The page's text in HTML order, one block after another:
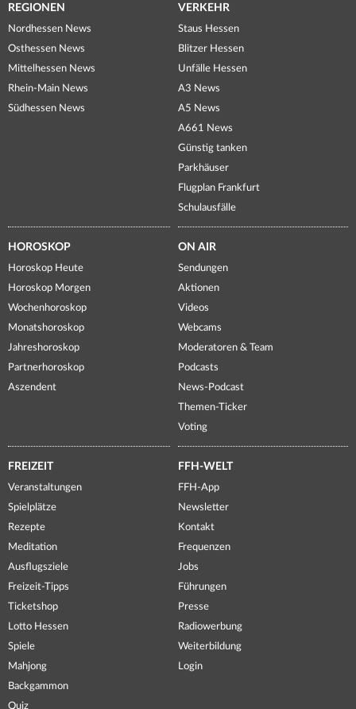
REGIONEN
Nordhessen News
Osthessen News
Mittelhessen News
Rhein-Main News
Südhessen News
VERKEHR
Staus Hessen
Blitzer Hessen
Unfälle Hessen
A3 News
A5 News
A661 News
Günstig tanken
Parkhäuser
Flugplan Frankfurt
Schulausfälle
HOROSKOP
Horoskop Heute
Horoskop Morgen
Wochenhoroskop
Monatshoroskop
Jahreshoroskop
Partnerhoroskop
Aszendent
ON AIR
Sendungen
Aktionen
Videos
Webcams
Moderatoren & Team
Podcasts
News-Podcast
Themen-Ticker
Voting
FREIZEIT
Veranstaltungen
Spielplätze
Rezepte
Meditation
Ausflugsziele
Freizeit-Tipps
Ticketshop
Lotto Hessen
Spiele
Mahjong
Backgammon
Quiz
FFH-WELT
FFH-App
Newsletter
Kontakt
Frequenzen
Jobs
Führungen
Presse
Radiowerbung
Weiterbildung
Login